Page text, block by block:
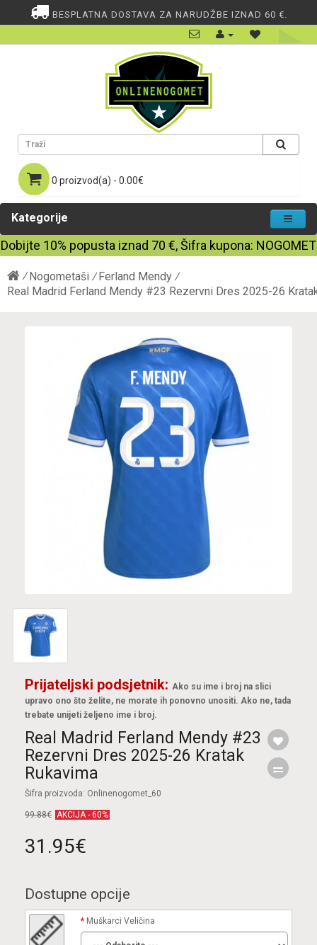
BESPLATNA DOSTAVA ZA NARUDŽBE IZNAD 60 €.
0 proizvod(a) - 0.00€
Kategorije
Dobijte 10% popusta iznad 70 €, Šifra kupona: NOGOMET
Nogometaši
Ferland Mendy
Real Madrid Ferland Mendy #23 Rezervni Dres 2025-26
Prijateljski podsjetnik: Ako su ime i broj na slici
upravo ono što želite, ne morate ih ponovno unositi. Ako ne, tada
trebate unijeti željeno ime i broj.
Real Madrid Ferland Mendy #23
Rezervni Dres 2025-26 Kratak
Rukavima
Šifra proizvoda: Onlinenogomet_60
99.88€ AKCIJA - 60%
31.95€
Dostupne opcije
Muškarci Veličina